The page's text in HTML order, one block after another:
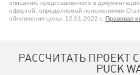
описания, представленного в
офертой, определяемой положениями
обновления цены: 12.01.2022 г. Правовая
РАССЧИТАТЬ ПРОЕКТ
PUCK